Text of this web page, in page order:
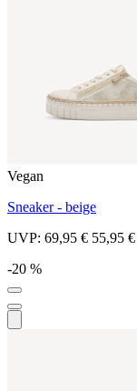
Vegan
Sneaker - beige
UVP: 69,95 € 55,95 €
-20 %